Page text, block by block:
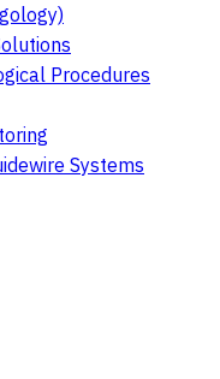
Procedures
Systems